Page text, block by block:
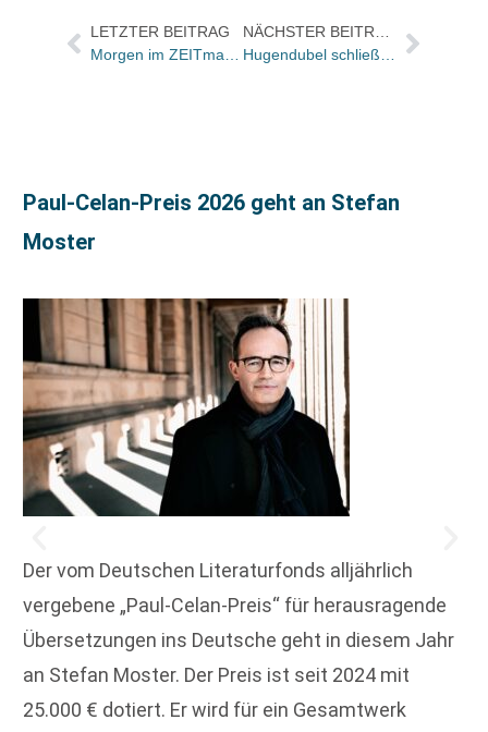
LETZTER BEITRAG
Morgen im ZEITmagazin: Albert-Speer-Tochter über ihr Buch „Meine Lehrerin, Dr. Dora Lux“ bei Rowohlt
NÄCHSTER BEITRAG
Hugendubel schließt Filiale am Potsdamer Platz in Berlin
Paul-Celan-Preis 2026 geht an Stefan
Moster
Der vom Deutschen Literaturfonds alljährlich
vergebene „Paul-Celan-Preis“ für herausragende
Übersetzungen ins Deutsche geht in diesem Jahr
an Stefan Moster. Der Preis ist seit 2024 mit
25.000 € dotiert. Er wird für ein Gesamtwerk